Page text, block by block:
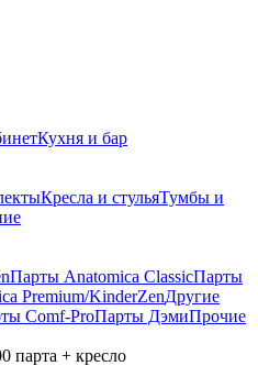
Кухня и бар
Кресла и стульяТумбы и
Парты Anatomica ClassicПарты
Premium/KinderZenДругие
Comf-ProПарты ДэмиПрочие
парта + кресло